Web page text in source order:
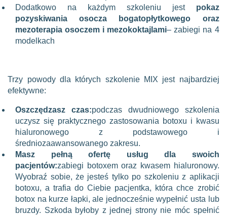
Dodatkowo na każdym szkoleniu jest pokaz
pozyskiwania osocza bogatopłytkowego oraz
mezoterapia osoczem i mezokoktajlami– zabiegi na 4
modelkach
Trzy powody dla których szkolenie MIX jest najbardziej
efektywne:
Oszczędzasz czas:podczas dwudniowego szkolenia
uczysz się praktycznego zastosowania botoxu i kwasu
hialuronowego z podstawowego i
średniozaawansowanego zakresu.
Masz pełną ofertę usług dla swoich
pacjentów:zabiegi botoxem oraz kwasem hialuronowy.
Wyobraź sobie, że jesteś tylko po szkoleniu z aplikacji
botoxu, a trafia do Ciebie pacjentka, która chce zrobić
botox na kurze łapki, ale jednocześnie wypełnić usta lub
bruzdy. Szkoda byłoby z jednej strony nie móc spełnić